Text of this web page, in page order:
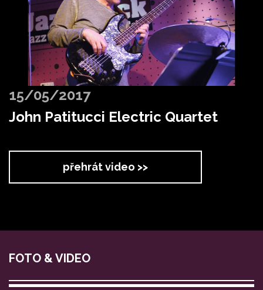
15/05/2017
John Patitucci Electric Quartet
přehrát video >>
FOTO & VIDEO